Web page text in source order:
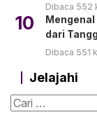
Dibaca 552
10
dari
Dibaca 551
Jelajahi
Cari